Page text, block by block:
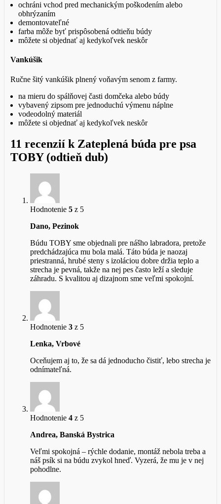
ochráni vchod pred mechanickým poškodením alebo
obhrýzaním
demontovateľné
farba môže byť prispôsobená odtieňu búdy
môžete si objednať aj kedykoľvek neskôr
Vankúšik
Ručne šitý vankúšik plnený voňavým senom z farmy.
na mieru do spálňovej časti domčeka alebo búdy
vybavený zipsom pre jednoduchú výmenu náplne
vodeodolný materiál
môžete si objednať aj kedykoľvek neskôr
11 recenzií k Zateplená búda pre psa
TOBY (odtieň dub)
Hodnotenie 5 z 5
Dano, Pezinok
Búdu TOBY sme objednali pre nášho labradora, pretože
predchádzajúca mu bola malá. Táto búda je naozaj
priestranná, hrubé steny s izoláciou dobre držia teplo a
strecha je pevná, takže na nej pes často leží a sleduje
záhradu. S kvalitou aj dizajnom sme veľmi spokojní.
Hodnotenie 3 z 5
Lenka, Vrbové
Oceňujem aj to, že sa dá jednoducho čistiť, lebo strecha je
odnímateľná.
Hodnotenie 4 z 5
Andrea, Banská Bystrica
Veľmi spokojná – rýchle dodanie, montáž nebola treba a
náš psík si na búdu zvykol hneď. Vyzerá, že mu je v nej
pohodlne.